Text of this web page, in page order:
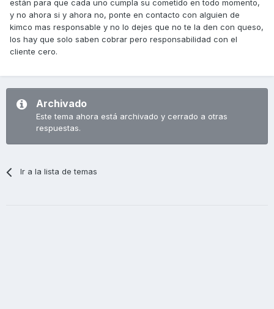
están para que cada uno cumpla su cometido en todo momento,
y no ahora si y ahora no, ponte en contacto con alguien de
kimco mas responsable y no lo dejes que no te la den con queso,
los hay que solo saben cobrar pero responsabilidad con el
cliente cero.
Archivado
Este tema ahora está archivado y cerrado a otras
respuestas.
Ir a la lista de temas